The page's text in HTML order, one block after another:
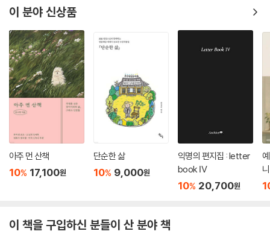
쉬지 않고 노동에 시달리는 자본주의 사회의 노동자의 모습과 같다. 일하
지 않으면 먹을 수 없고, 모든 일에는 대가가 따른다는 냉혹한 자본주의 사
회의 법칙은 유령들의 세계에서도 예외가 없다. 그러면서 치히로는 유바바
와 계약서를 쓰면서 치히로라는 이름 대신에 센이라는 이름을 쓴다. 우리
가 한 사회의 구성원이 되고 직위로 불리게 되면서‘나’라는 본래의 자신을
잃어버리게 되는 것과 같은 상황이다.
직장에서 김 대리, 손 부장이라는 이름으로 불리는 동안 김 대리와 손 부장
의 개인적인 자아는 없다. 철저한 직장의 구성원으로서의 김 대리와 손 부
장만 있을 뿐이다. 그들이 자신의 본래 이름을 잊어버리고 김 대리와 손 부
장으로 사는 동안 그들은 컨베이어 벨트의 부속품처럼 소모품으로 전락하
지만 거기서 벗어나는 방법은 자신의 이름을 찾는 것뿐이다. 그러므로 이
름을 잊어버리면 거기서 나갈 수 없다는 하쿠의 말은 자본주의 세계에서
치히로의 행방불명〉」 중에서
간의 황야를 찾아서』를 비롯해 삶의 고통과 죽음에 대한 문제를 다룬 시집
『무간을 건너다』, 삶에서 표현되는 다양한 언어의 표현방식을 실험한 『나
무는 기다린다』, 그때그때마다의 삶을 바라보는 사유를 표현한 첫 시집
『나는 너무 늦게야 왔다』등 다양한 분야로 작품 활동의 폭을 넓히고 있다.
이 분야 신상품
아주 먼 산책
10% 17,100원
단순한 삶
10% 9,000원
익명의 편지집 : letter
book Ⅳ
10% 20,700원
이 책을 구입하신 분들이 산 분야 책